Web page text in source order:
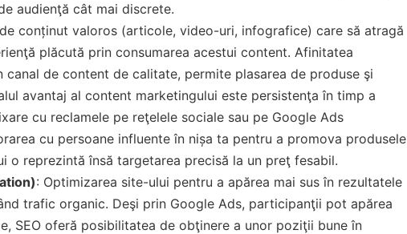
audienţă cât mai discrete.
conținut valoros (articole, video-uri, infografice) care să atragă
plăcută prin consumarea acestui content. Afinitatea
canal de content de calitate, permite plasarea de produse şi
avantaj al content marketingului este persistenţa în timp a
cu reclamele pe reţelele sociale sau pe Google Ads
cu persoane influente în nișa ta pentru a promova produsele
o reprezintă însă targetarea precisă la un preţ fesabil.
: Optimizarea site-ului pentru a apărea mai sus în rezultatele
trafic organic. Deşi prin Google Ads, participanţii pot apărea
SEO oferă posibilitatea de obţinere a unor poziţii bune în